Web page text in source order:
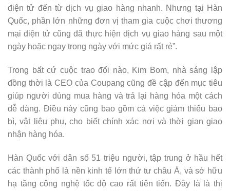
điện tử đến từ dịch vụ giao hàng nhanh. Nhưng tại Hàn
Quốc, phần lớn những đơn vị tham gia cuộc chơi thương
mại điện tử cũng đã thực hiện dịch vụ giao hàng sau một
ngày hoặc ngay trong ngày với mức giá rất rẻ”.
Trong bất cứ cuộc trao đổi nào, Kim Bom, nhà sáng lập
đồng thời là CEO của Coupang cũng đề cập đến mục tiêu
giúp người dùng mua hàng và trả lại hàng hóa một cách
dễ dàng. Điều này cũng bao gồm cả việc giảm thiểu bao
bì, vật liệu phụ, cho biết chính xác nơi và thời gian giao
nhận hàng hóa.
Hàn Quốc với dân số 51 triệu người, tập trung ở hầu hết
các thành phố là nền kinh tế lớn thứ tư châu Á, và sở hữu
hạ tầng công nghệ tốc độ cao rất tiên tiến. Đây là là thị